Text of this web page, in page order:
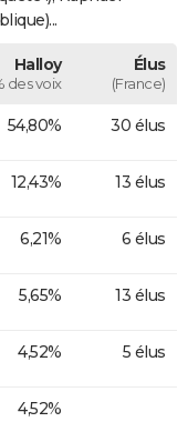
Halloy
des voix
Élus
(France)
54,80% 30 élus
12,43% 13 élus
6,21% 6 élus
5,65% 13 élus
4,52% 5 élus
4,52%